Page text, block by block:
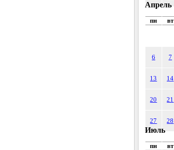
Апрель
пн вт
6 7
13 14
20 21
27 28
Июль
пн вт